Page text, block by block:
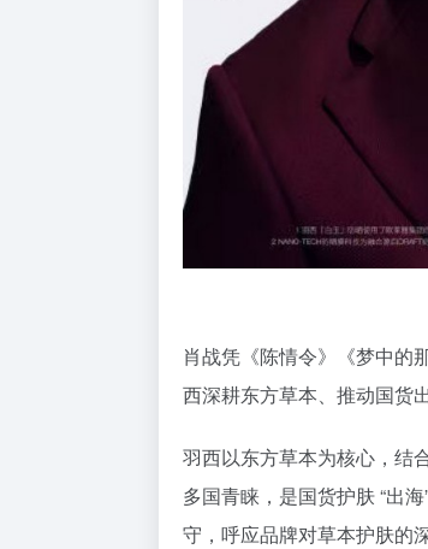
肖战凭《陈情令》《梦中的
西深耕东方草本、推动国货
羽西以东方草本为核心，结
多国青睐，是国货护肤 “出
守，呼应品牌对草本护肤的